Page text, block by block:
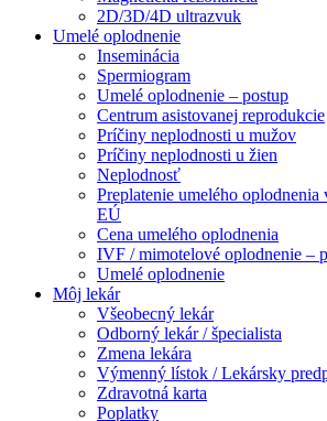
2D/3D/4D ultrazvuk
Umelé oplodnenie
Inseminácia
Spermiogram
Umelé oplodnenie – postup
Centrum asistovanej reprodukcie
Príčiny neplodnosti u mužov
Príčiny neplodnosti u žien
Neplodnosť
Preplatenie umelého oplodnenia
EÚ
Cena umelého oplodnenia
IVF / mimotelové oplodnenie –
Umelé oplodnenie
Môj lekár
Všeobecný lekár
Odborný lekár / špecialista
Zmena lekára
Výmenný lístok / Lekársky
Zdravotná karta
Poplatky